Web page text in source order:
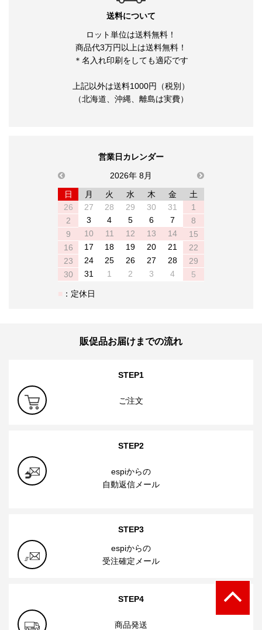
送料について
ロット単位は送料無料！
商品代3万円以上は送料無料！
＊名入れ印刷をしても適応です
上記以外は送料1000円（税別）
（北海道、沖縄、離島は実費）
営業日カレンダー
previous
2026年 8月
next
日
月 火 水 木 金
土
26
27 28 29 30 31
1
2
3 4 5 6 7
8
9
10 11 12 13 14
15
16
17 18 19 20 21
22
23
24 25 26 27 28
29
30
31 1 2 3 4 5
：定休日
販促品お届けまでの流れ
STEP1
ご注文
STEP2
espiからの
自動返信メール
STEP3
espiからの
受注確定メール
STEP4
商品発送